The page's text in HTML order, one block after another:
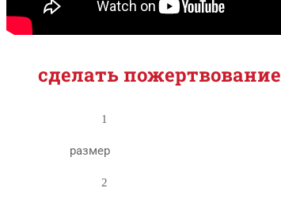
сделать пожертвование
1
размер
2